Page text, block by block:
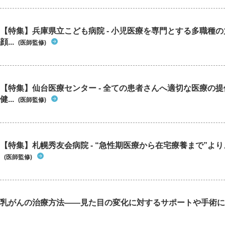
【特集】兵庫県立こども病院 - 小児医療を専門とする多職種
顔... (医師監修)
【特集】仙台医療センター - 全ての患者さんへ適切な医療の
健... (医師監修)
【特集】札幌秀友会病院 - “急性期医療から在宅療養まで”よ
(医師監修)
乳がんの治療方法――見た目の変化に対するサポートや手術